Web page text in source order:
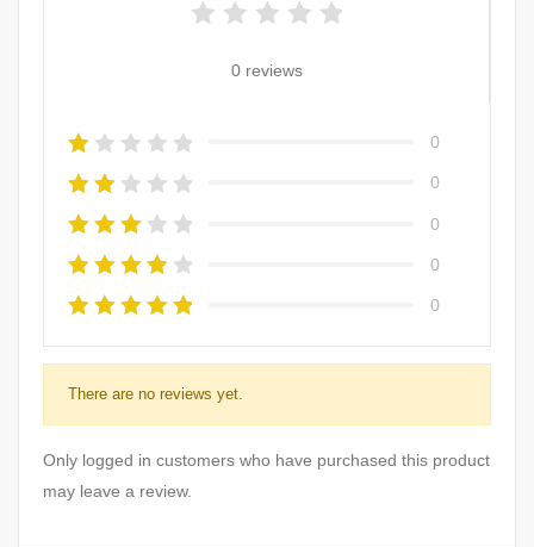
0 reviews
0
0
0
0
0
There are no reviews yet.
Only logged in customers who have purchased this product
may leave a review.